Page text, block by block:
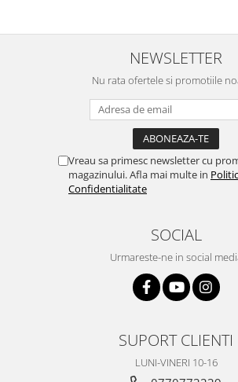
NEWSLETTER
Nu rata ofertele si promotiile
Vreau sa primesc newsletter cu
magazinului. Afla mai multe in
Confidentialitate
SOCIAL
Urmareste-ne in social
SUPORT CLIENTI
LUNI-VINERI 10-16